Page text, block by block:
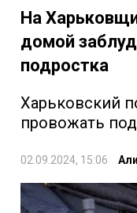
На
домой
подростка
Харьковский
провожать
02.09.2024, 15:06